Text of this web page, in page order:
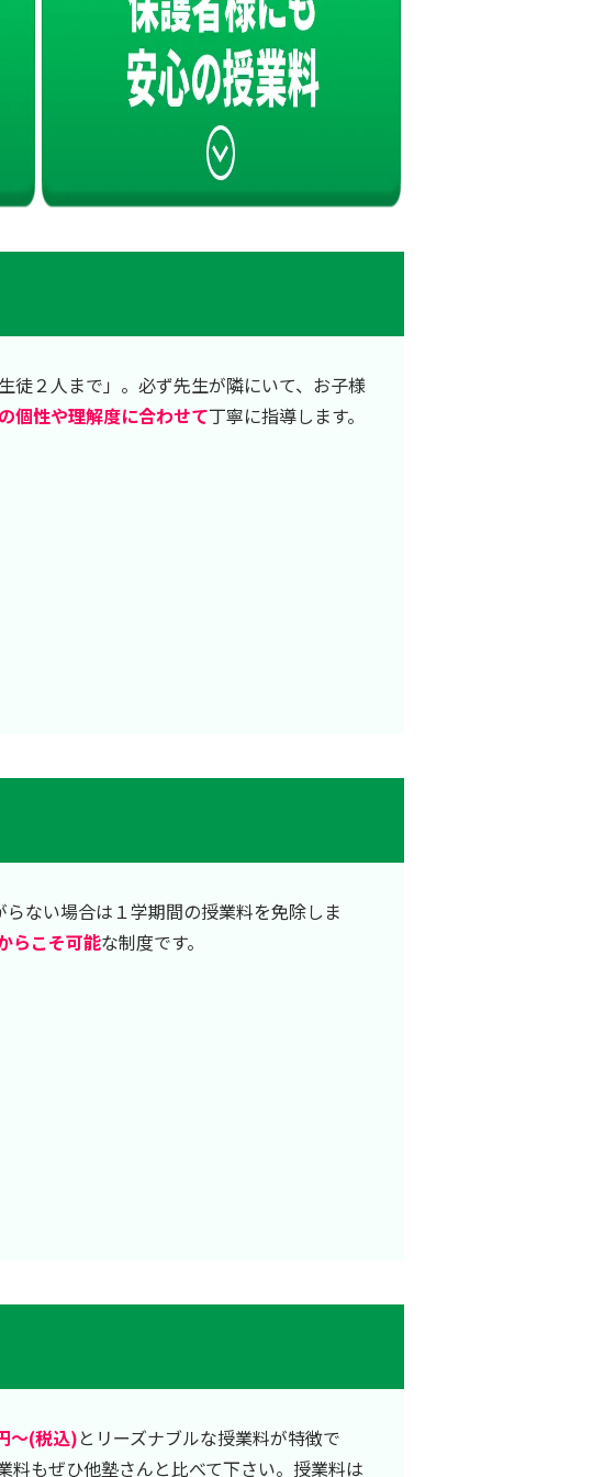
徒２人まで」。必ず先生が隣にいて、お子様
個性や理解度に合わせて丁寧に指導します。
ない場合は１学期間の授業料を免除しま
らこそ可能な制度です。
～(税込)とリーズナブルな授業料が特徴で
料もぜひ他塾さんと比べて下さい。授業料は